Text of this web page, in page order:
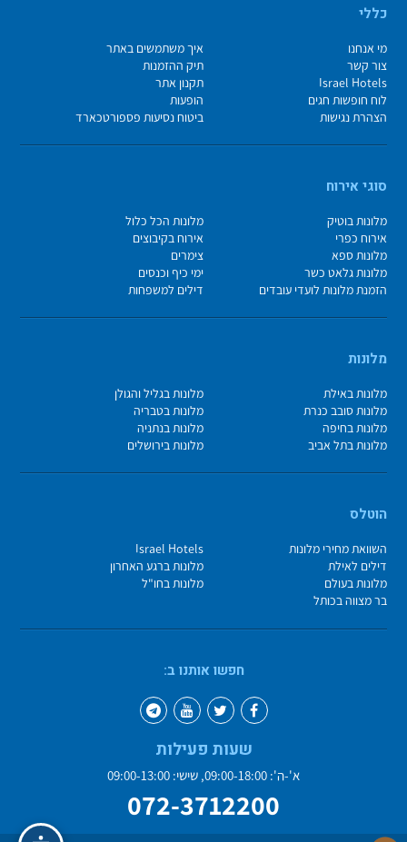
כללי
מי אנחנו
איך משתמשים באתר
צור קשר
תיק ההזמנות
Israel Hotels
תקנון אתר
לוח חופשות חגים
הופעות
הצהרת נגישות
ביטוח נסיעות פספורטכארד
סוגי אירוח
מלונות בוטיק
מלונות הכל כלול
אירוח כפרי
אירוח בקיבוצים
מלונות ספא
צימרים
מלונות גלאט כשר
ימי כיף וכנסים
הזמנת מלונות לועדי עובדים
דילים למשפחות
מלונות
מלונות באילת
מלונות בגליל והגולן
מלונות סובב כנרת
מלונות בטבריה
מלונות בחיפה
מלונות בנתניה
מלונות בתל אביב
מלונות בירושלים
הוטלס
השוואת מחירי מלונות
Israel Hotels
דילים לאילת
מלונות ברגע האחרון
מלונות בעולם
מלונות בחו"ל
בר מצווה בכותל
חפשו אותנו ב:
שעות פעילות
א'-ה': 09:00-18:00, שישי: 09:00-13:00
072-3712200